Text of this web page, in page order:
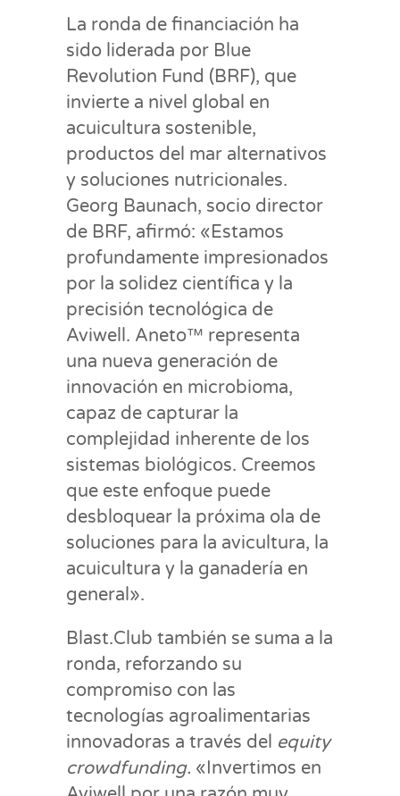
La ronda de financiación ha
sido liderada por Blue
Revolution Fund (BRF), que
invierte a nivel global en
acuicultura sostenible,
productos del mar alternativos
y soluciones nutricionales.
Georg Baunach, socio director
de BRF, afirmó: «Estamos
profundamente impresionados
por la solidez científica y la
precisión tecnológica de
Aviwell. Aneto™ representa
una nueva generación de
innovación en microbioma,
capaz de capturar la
complejidad inherente de los
sistemas biológicos. Creemos
que este enfoque puede
desbloquear la próxima ola de
soluciones para la avicultura, la
acuicultura y la ganadería en
general».
Blast.Club también se suma a la
ronda, reforzando su
compromiso con las
tecnologías agroalimentarias
innovadoras a través del equity
crowdfunding. «Invertimos en